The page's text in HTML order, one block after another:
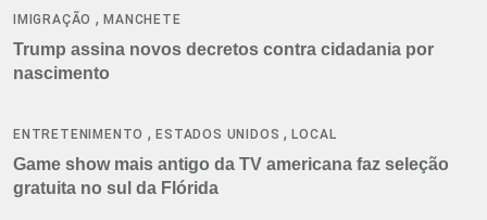
IMIGRAÇÃO ,MANCHETE
Trump assina novos decretos contra cidadania por
nascimento
ENTRETENIMENTO ,ESTADOS UNIDOS ,LOCAL
Game show mais antigo da TV americana faz seleção
gratuita no sul da Flórida